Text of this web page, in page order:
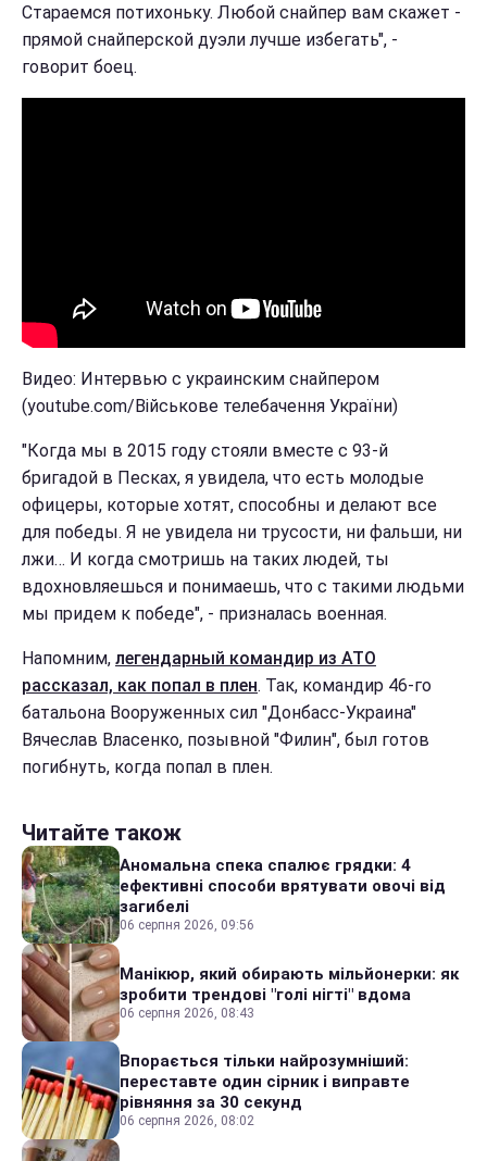
Стараемся потихоньку. Любой снайпер вам скажет -
прямой снайперской дуэли лучше избегать", -
говорит боец.
Видео: Интервью с украинским снайпером
(youtube.com/Військове телебачення України)
"Когда мы в 2015 году стояли вместе с 93-й
бригадой в Песках, я увидела, что есть молодые
офицеры, которые хотят, способны и делают все
для победы. Я не увидела ни трусости, ни фальши, ни
лжи… И когда смотришь на таких людей, ты
вдохновляешься и понимаешь, что с такими людьми
мы придем к победе", - призналась военная.
Напомним, легендарный командир из АТО
рассказал, как попал в плен. Так, командир 46-го
батальона Вооруженных сил "Донбасс-Украина"
Вячеслав Власенко, позывной "Филин", был готов
погибнуть, когда попал в плен.
Читайте також
Аномальна спека спалює грядки: 4
ефективні способи врятувати овочі від
загибелі
06 серпня 2026, 09:56
Манікюр, який обирають мільйонерки: як
зробити трендові "голі нігті" вдома
06 серпня 2026, 08:43
Впорається тільки найрозумніший:
переставте один сірник і виправте
рівняння за 30 секунд
06 серпня 2026, 08:02